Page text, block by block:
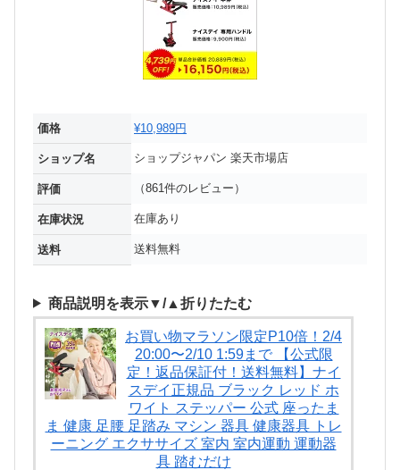
価格 ¥10,989円
ショップ名 ショップジャパン 楽天市場店
評価 （861件のレビュー）
在庫状況 在庫あり
送料 送料無料
商品説明を表示▼/▲折りたたむ
お買い物マラソン限定P10倍！2/4
20:00〜2/10 1:59まで 【公式限
定！返品保証付！送料無料】ナイ
スデイ正規品 ブラック レッド ホ
ワイト ステッパー 公式 座ったま
ま 健康 足腰 足踏み マシン 器具 健康器具 トレ
ーニング エクササイズ 室内 室内運動 運動器
具 踏むだけ